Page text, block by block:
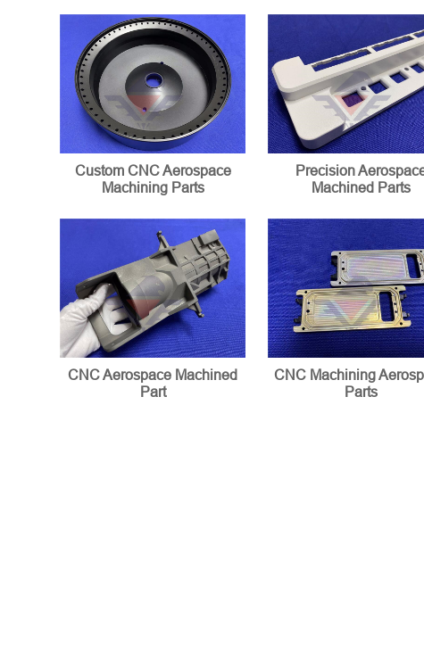
Custom CNC Aerospace
Machining Parts
Precision
Machined Parts
CNC Aerospace Machined
Part
CNC Machining
Parts